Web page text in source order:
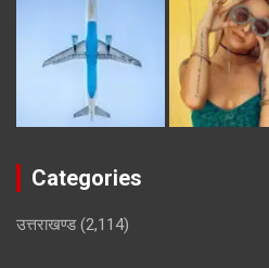
Categories
उत्तराखण्ड(2,114)